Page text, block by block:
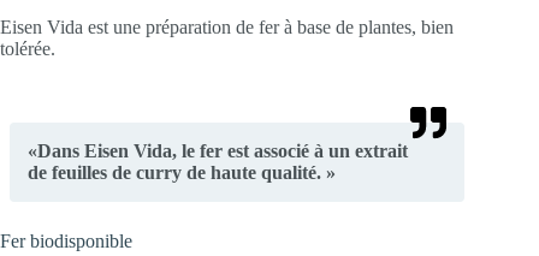
Eisen Vida est une préparation de fer à base de plantes, bien
tolérée.
«Dans Eisen Vida, le fer est associé à un extrait
de feuilles de curry de haute qualité. »
Fer biodisponible